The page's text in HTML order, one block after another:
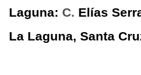
Laguna: C. Elías
La Laguna, Santa